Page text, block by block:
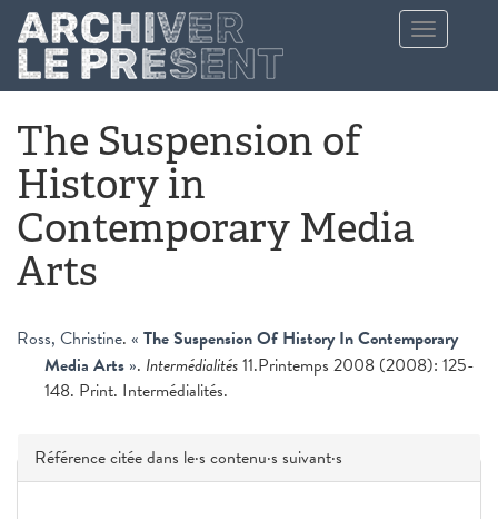
Aller au contenu principal
Toggle
navigation
The Suspension of
History in
Contemporary Media
Arts
Ross, Christine. « The Suspension Of History In Contemporary
Media Arts ». Intermédialités11.Printemps 2008 (2008): 125-
148. Print. Intermédialités.
Masquer
Référence citée dans le·s contenu·s suivant·s